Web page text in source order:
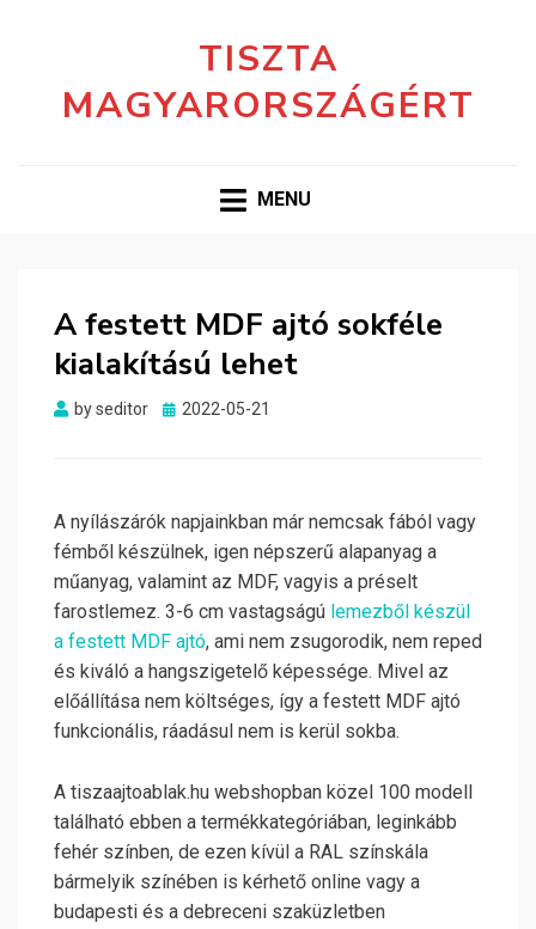
TISZTA
MAGYARORSZÁGÉRT
MENU
A festett MDF ajtó sokféle
kialakítású lehet
byseditor
Posted
2022-05-21
A nyílászárók napjainkban már nemcsak fából vagy
fémből készülnek, igen népszerű alapanyag a
műanyag, valamint az MDF, vagyis a préselt
farostlemez. 3-6 cm vastagságú lemezből készül
a festett MDF ajtó, ami nem zsugorodik, nem reped
és kiváló a hangszigetelő képessége. Mivel az
előállítása nem költséges, így a festett MDF ajtó
funkcionális, ráadásul nem is kerül sokba.
A tiszaajtoablak.hu webshopban közel 100 modell
található ebben a termékkategóriában, leginkább
fehér színben, de ezen kívül a RAL színskála
bármelyik színében is kérhető online vagy a
budapesti és a debreceni szaküzletben